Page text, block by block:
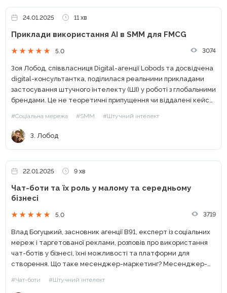
24.01.2025 11 хв
Приклади використання AI в SMM для FMCG
5.0 3074
Зоя Лобод, співвласниця Digital-агенції Lobods та досвідчена
digital-консультантка, поділилася реальними прикладами
застосування штучного інтелекту (ШІ) у роботі з глобальними
брендами. Це не теоретичні припущення чи віддалені кейси,
сьогодні. Зоя переконана, що ШІ може...
#Соціальна мережа #SMM #Штучний інтелект
З. Лобод
22.01.2025 9 хв
Чат-боти та їх роль у малому та середньому
бізнесі
5.0 3719
Влад Богуцький, засновник агенції В91, експерт із соціальних
мереж і таргетованої реклами, розповів про використання
чат-ботів у бізнесі, їхні можливості та платформи для
створення. Що таке месенджер-маркетинг? Месенджер-
Сьогодні цей інструмент ігнорувати просто...
#Чат-боти #Штучний інтелект